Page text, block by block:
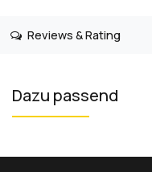
Reviews & Rating
Dazu passend